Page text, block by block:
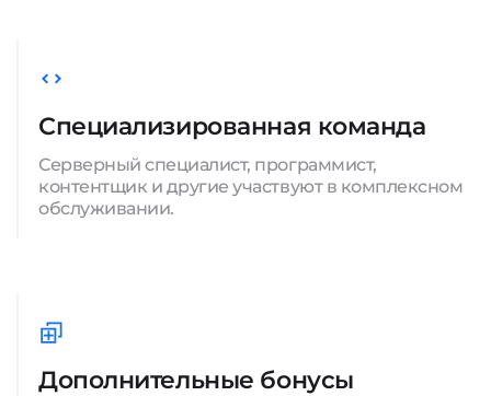
Специализированная команда
Серверный специалист, программист,
контентщик и другие участвуют в комплексном
обслуживании.
Дополнительные бонусы